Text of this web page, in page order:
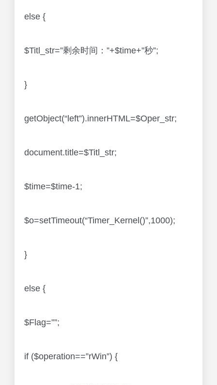
else {
$Titl_str=”剩余时间：”+$time+”秒”;
}
getObject(“left”).innerHTML=$Oper_str;
document.title=$Titl_str;
$time=$time-1;
$o=setTimeout(“Timer_Kernel()”,1000);
}
else {
$Flag=””;
if ($operation==”rWin”) {